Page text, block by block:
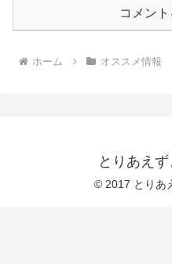
コメン
ホーム オススメ情報
とりあえず
© 2017 とりあ